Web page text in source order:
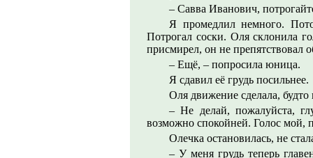
– Савва Иванович,
Я промедлил немного.
Потрогал соски. Оля склонила
присмирел, он не препятствовал
– Ещё, – попросила юница.
Я сдавил её грудь посильнее.
Оля движение сделала, будто
– Не делай, пожалуйста,
возможно спокойней. Голос мой,
Олечка остановилась, не
– У меня грудь теперь